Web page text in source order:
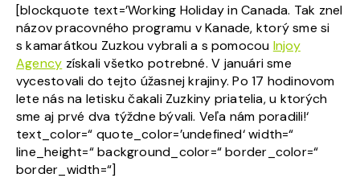
[blockquote text=’Working Holiday in Canada. Tak znel
názov pracovného programu v Kanade, ktorý sme si
s kamarátkou Zuzkou vybrali a s pomocou Injoy
Agency získali všetko potrebné. V januári sme
vycestovali do tejto úžasnej krajiny. Po 17 hodinovom
lete nás na letisku čakali Zuzkiny priatelia, u ktorých
sme aj prvé dva týždne bývali. Veľa nám poradili!‘
text_color=“ quote_color=’undefined‘ width=“
line_height=“ background_color=“ border_color=“
border_width=“]